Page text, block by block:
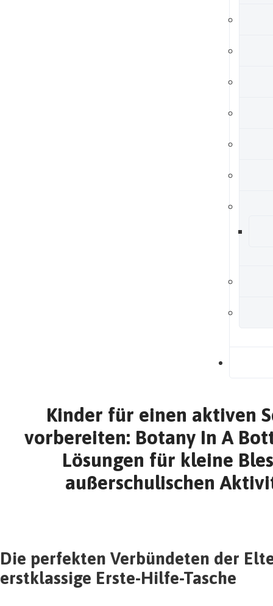
Kinder für einen aktiven
vorbereiten: Botany In A
Lösungen für kleine
außerschulischen
Die perfekten Verbündeten der
erstklassige Erste-Hilfe-Tasche